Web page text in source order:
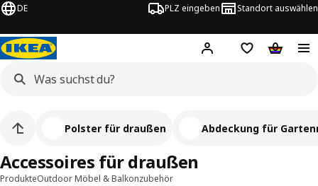
DE PLZ eingeben Standort auswählen
Hej! Hier einloggen
Merkzettel
ProdukteOutdoor Möbel & Balkonzubehör
Accessoires für draußen
Polster für draußen Abdeckung für